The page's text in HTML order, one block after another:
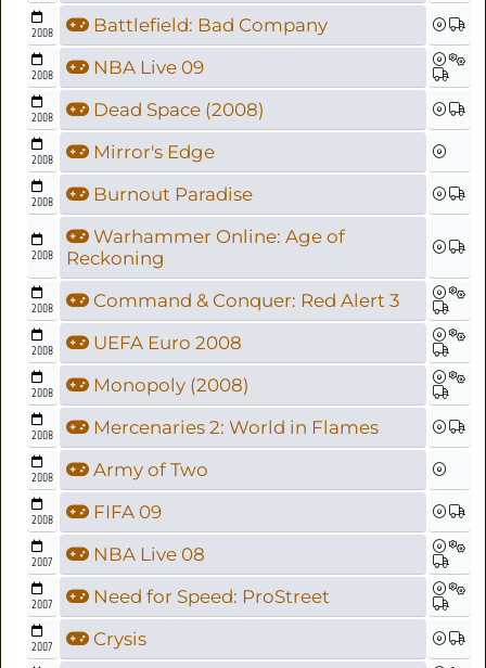
2008 Battlefield: Bad Company
2008 NBA Live 09
2008 Dead Space (2008)
2008 Mirror's Edge
2008 Burnout Paradise
2008
Warhammer Online: Age of
Reckoning
2008 Command & Conquer: Red Alert 3
2008 UEFA Euro 2008
2008 Monopoly (2008)
2008 Mercenaries 2: World in Flames
2008 Army of Two
2008 FIFA 09
2007 NBA Live 08
2007 Need for Speed: ProStreet
2007 Crysis